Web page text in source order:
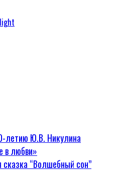
летию Ю.В. Никулина
в любви»
сказка “Волшебный сон”